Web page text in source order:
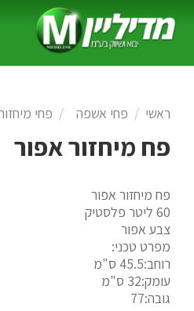
ראשי פחי אשפה פחי
פח מיחזור אפור
פח מיחזור אפור
60 ליטר פלסטיק
צבע אפור
מפרט טכני:
רוחב:45.5 ס"מ
עומק:32 ס"מ
גובה:77